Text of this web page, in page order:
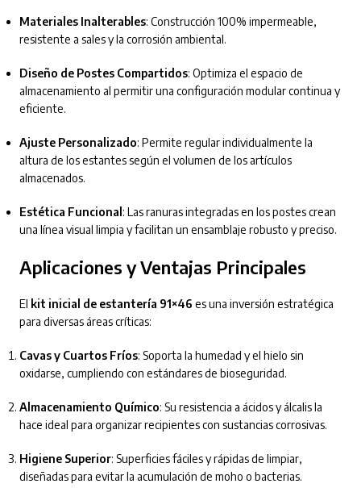
Materiales Inalterables: Construcción 100% impermeable,
resistente a sales y la corrosión ambiental.
Diseño de Postes Compartidos: Optimiza el espacio de
almacenamiento al permitir una configuración modular continua y
eficiente.
Ajuste Personalizado: Permite regular individualmente la
altura de los estantes según el volumen de los artículos
almacenados.
Estética Funcional : Las ranuras integradas en los postes crean
una línea visual limpia y facilitan un ensamblaje robusto y preciso.
Aplicaciones y Ventajas Principales
El kit inicial de estantería 91×46 es una inversión estratégica
para diversas áreas críticas:
Cavas y Cuartos Fríos: Soporta la humedad y el hielo sin
oxidarse, cumpliendo con estándares de bioseguridad.
Almacenamiento Químico: Su resistencia a ácidos y álcalis la
hace ideal para organizar recipientes con sustancias corrosivas.
Higiene Superior: Superficies fáciles y rápidas de limpiar,
diseñadas para evitar la acumulación de moho o bacterias.